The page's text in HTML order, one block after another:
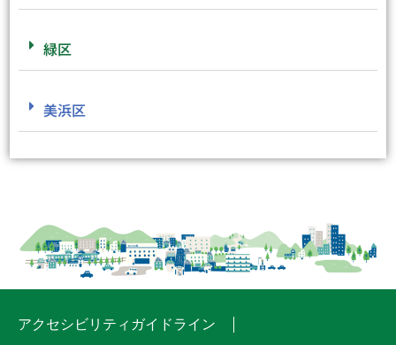
緑区
美浜区
アクセシビリティガイドライン